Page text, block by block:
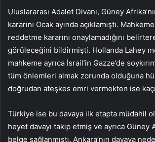
Uluslararası Adalet Divanı, Güney
kararını Ocak ayında açıklamıştı.
reddetme kararını onaylamadığını
görüleceğini bildirmişti. Hollanda Lahey
mahkeme ayrıca İsrail’in Gazze’de
tüm önlemleri almak zorunda olduğuna
doğrudan ateşkes emri vermekten ise
Türkiye ise bu davaya ilk etapta müdahil
heyet davayı takip etmiş ve ayrıca Güney
belge sağlanmıştı. Ankara’nın davaya